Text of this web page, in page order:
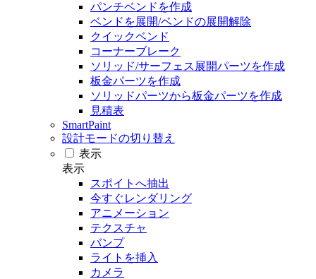
パンチベンドを作成
ベンドを展開/ベンドの展開解除
クイックベンド
コーナーブレーク
ソリッド/サーフェス展開パーツを作成
板金パーツを作成
ソリッドパーツから板金パーツを作成
見積表
SmartPaint
設計モードの切り替え
表示
表示
スポイトへ抽出
今すぐレンダリング
アニメーション
テクスチャ
バンプ
ライトを挿入
カメラ